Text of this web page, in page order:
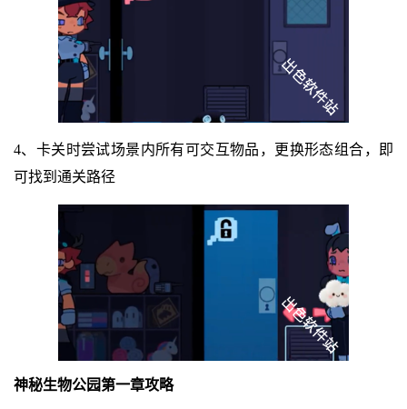
4、卡关时尝试场景内所有可交互物品，更换形态组合，即
可找到通关路径
神秘生物公园第一章攻略